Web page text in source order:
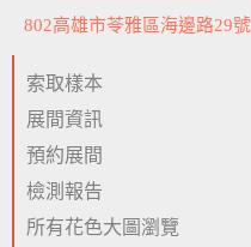
802高雄市苓雅區海邊路29
索取樣本
展間資訊
預約展間
檢測報告
所有花色大圖瀏覽